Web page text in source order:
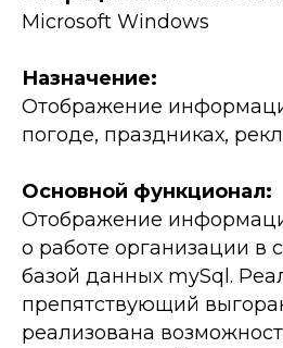
Microsoft Windows
Назначение:
Oтображение
погоде, праздниках,
Основной функционал:
Отображение
о работе организации в
базой данных mySql.
препятствующий
реализована